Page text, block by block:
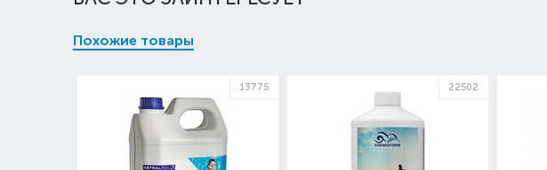
Похожие товары